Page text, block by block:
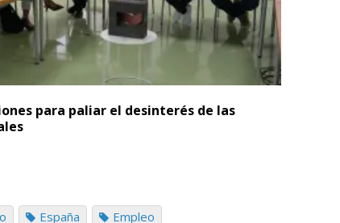
para paliar el desinterés de las
España Empleo